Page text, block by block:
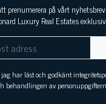
prenumerera på vårt
Luxury Real Estates
har läst och godkänt
behandlingen av